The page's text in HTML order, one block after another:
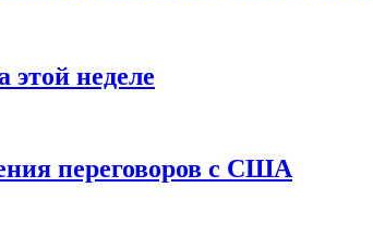
неделе
переговоров с США